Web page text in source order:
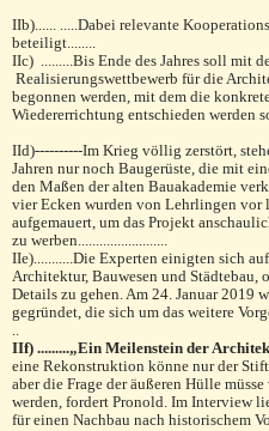
IIb)...... .....Dabei relevante
beteiligt........
IIc) .........Bis Ende des Jahres soll mit
Realisierungs­wettbewerb für die
begonnen werden, mit dem die
Wiedere­rrichtung entschieden werden
IId)----------Im Krieg völlig zerstört,
Jahren nur noch Baugerüste, die mit
den Maßen der alten Bauakademie
vier Ecken wurden von Lehrlingen vor
aufgemauert, um das Projekt
zu werben.........................
IIe)...........Die Experten einigten sich
Architektur, Bauwesen und Städtebau,
Details zu gehen. Am 24. Januar 2019
gegründet, die sich um das weitere
..
IIf) .........„Ein Meilenstein der
eine Rekonstruktion könne nur der
aber die Frage der äußeren Hülle
werden, fordert Pronold. Im Interview
für einen Nachbau nach historischem